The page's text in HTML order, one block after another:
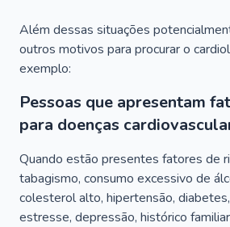
Além dessas situações
outros motivos para procurar o
exemplo:
Pessoas que apresentam
para doenças
Quando estão presentes fatores de
tabagismo, consumo excessivo de
colesterol alto, hipertensão,
estresse, depressão, histórico